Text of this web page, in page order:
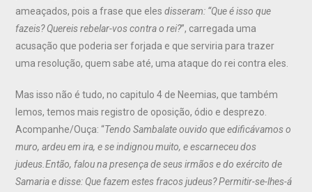
ameaçados, pois a frase que elesdisseram: “Que é isso que
fazeis? Quereis rebelar-vos contra o rei?”, carregada uma
acusação que poderia ser forjada e que serviria para trazer
uma resolução, quem sabe até, uma ataque do rei contra eles.
Mas isso não é tudo, no capitulo 4 de Neemias, que também
lemos, temos mais registro de oposição, ódio e desprezo.
Acompanhe/Ouça: “Tendo Sambalate ouvido que edificávamos o
muro,ardeu em ira, e seindignou muito, eescarneceudos
judeus.Então, falou na presença de seus irmãos e do exército de
Samaria e disse: Que fazem estes fracos judeus? Permitir-se-lhes-á